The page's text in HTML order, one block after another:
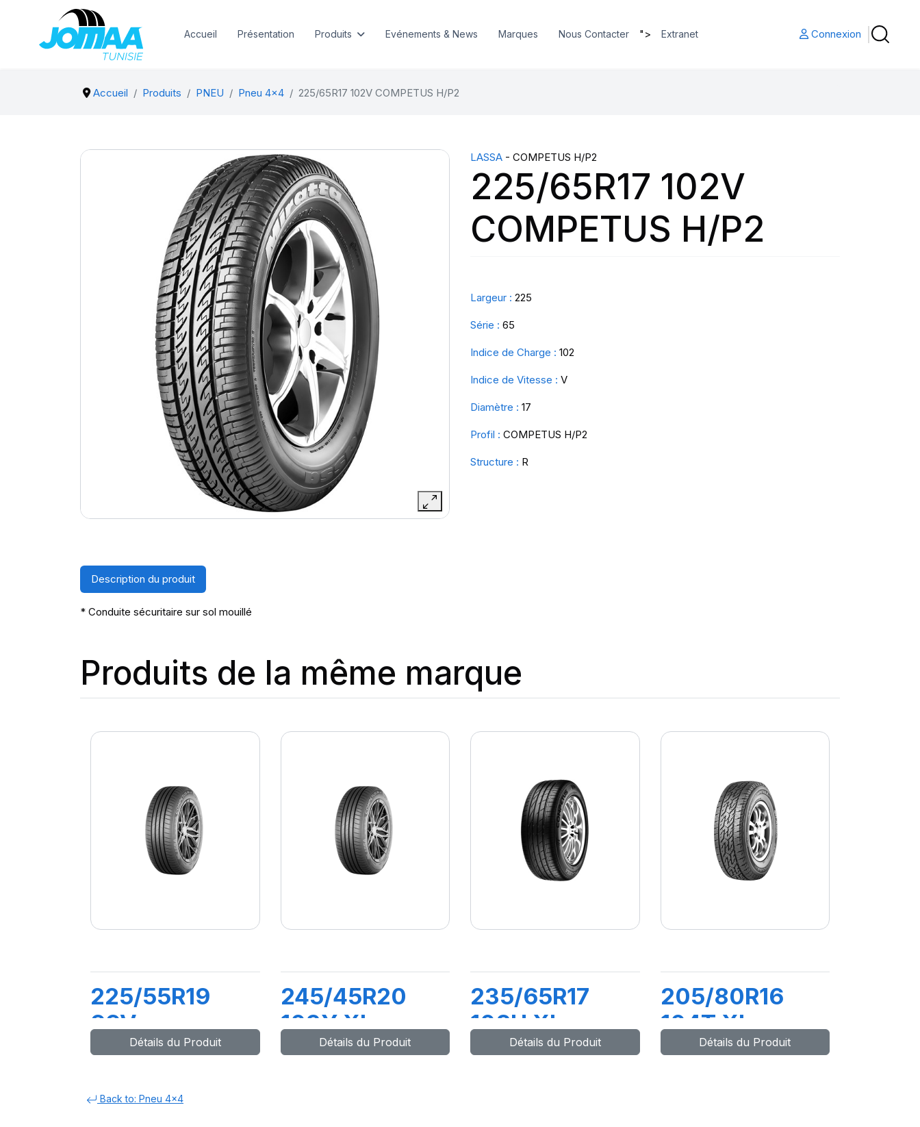
Accueil Présentation Produits Evénements & News Marques Nous Contacter "> Extranet Connexion
Accueil Produits PNEU Pneu 4x4 225/65R17 102V COMPETUS H/P2
LASSA - COMPETUS H/P2
225/65R17 102V
COMPETUS H/P2
Largeur : 225
Série : 65
Indice de Charge : 102
Indice de Vitesse : V
Diamètre : 17
Profil : COMPETUS H/P2
Structure : R
Description du produit
* Conduite sécuritaire sur sol mouillé
Produits de la même marque
225/55R19
99V
COMPETUS
Détails du Produit
245/45R20
103Y XL
COMPETUS
Détails du Produit
235/65R17
108H XL
COMPETUS
Détails du Produit
205/80R16
104T XL
COMPETUS
Détails du Produit
Back to: Pneu 4x4